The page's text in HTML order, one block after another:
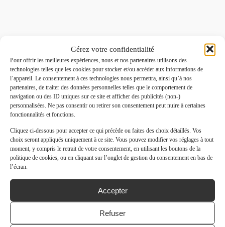
Gérez votre confidentialité
Pour offrir les meilleures expériences, nous et nos partenaires utilisons des
technologies telles que les cookies pour stocker et/ou accéder aux informations de
l’appareil. Le consentement à ces technologies nous permettra, ainsi qu’à nos
partenaires, de traiter des données personnelles telles que le comportement de
navigation ou des ID uniques sur ce site et afficher des publicités (non-)
personnalisées. Ne pas consentir ou retirer son consentement peut nuire à certaines
fonctionnalités et fonctions.
Cliquez ci-dessous pour accepter ce qui précède ou faites des choix détaillés. Vos
choix seront appliqués uniquement à ce site. Vous pouvez modifier vos réglages à tout
moment, y compris le retrait de votre consentement, en utilisant les boutons de la
politique de cookies, ou en cliquant sur l’onglet de gestion du consentement en bas de
l’écran.
Accepter
Refuser